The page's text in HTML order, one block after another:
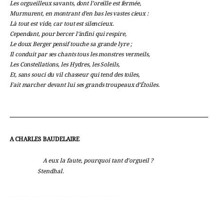
Les orgueilleux savants, dont l’oreille est fermée,
Murmurent, en montrant d’en bas les vastes cieux :
Là tout est vide, car tout est silencieux.
Cependant, pour bercer l’infini qui respire,
Le doux Berger pensif touche sa grande lyre ;
Il conduit par ses chants tous les monstres vermeils,
Les Constellations, les Hydres, les Soleils,
Et, sans souci du vil chasseur qui tend des toiles,
Fait marcher devant lui ses grands troupeaux d’Étoiles.
A CHARLES BAUDELAIRE
A eux la faute, pourquoi tant d’orgueil ?
Stendhal.